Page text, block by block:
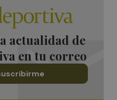
actualidad de
en tu correo